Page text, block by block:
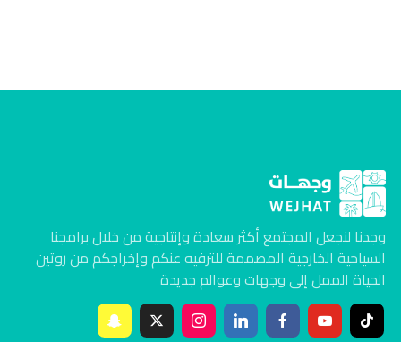
وجدنا لنجعل المجتمع أكثر سعادة وإنتاجية من خلال برامجنا
السياحية الخارجية المصممة للترفيه عنكم وإخراجكم من روتين
الحياة الممل إلى وجهات وعوالم جديدة